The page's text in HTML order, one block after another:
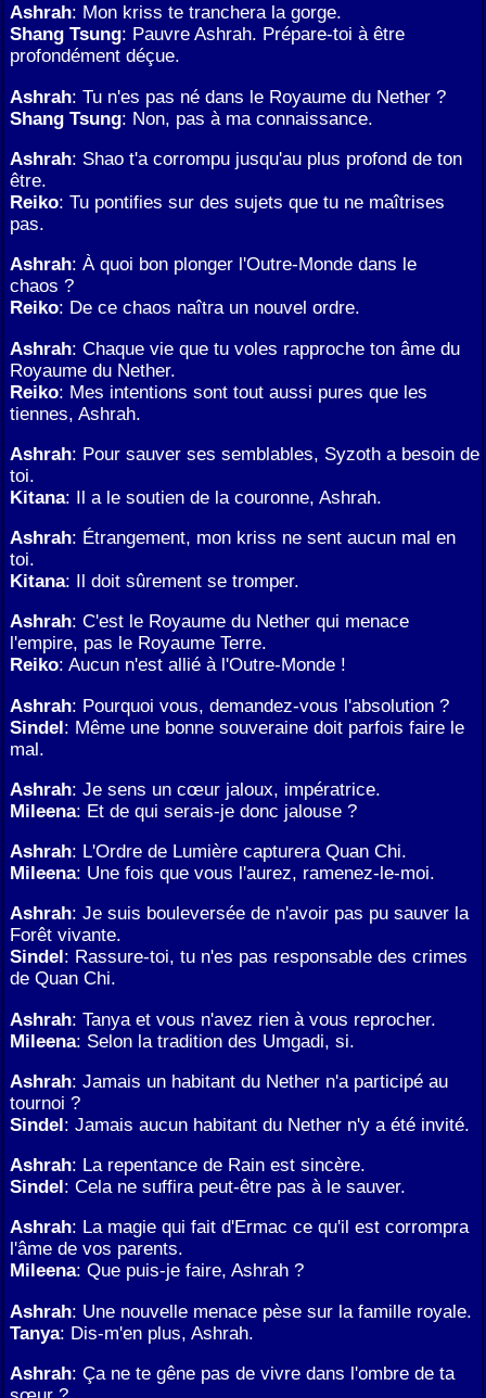
Ashrah: Mon kriss te tranchera la gorge.
Shang Tsung: Pauvre Ashrah. Prépare-toi à être
profondément déçue.
Ashrah: Tu n'es pas né dans le Royaume du Nether ?
Shang Tsung: Non, pas à ma connaissance.
Ashrah: Shao t'a corrompu jusqu'au plus profond de ton
être.
Reiko: Tu pontifies sur des sujets que tu ne maîtrises
pas.
Ashrah: À quoi bon plonger l'Outre-Monde dans le
chaos ?
Reiko: De ce chaos naîtra un nouvel ordre.
Ashrah: Chaque vie que tu voles rapproche ton âme du
Royaume du Nether.
Reiko: Mes intentions sont tout aussi pures que les
tiennes, Ashrah.
Ashrah: Pour sauver ses semblables, Syzoth a besoin de
toi.
Kitana: Il a le soutien de la couronne, Ashrah.
Ashrah: Étrangement, mon kriss ne sent aucun mal en
toi.
Kitana: Il doit sûrement se tromper.
Ashrah: C'est le Royaume du Nether qui menace
l'empire, pas le Royaume Terre.
Reiko: Aucun n'est allié à l'Outre-Monde !
Ashrah: Pourquoi vous, demandez-vous l'absolution ?
Sindel: Même une bonne souveraine doit parfois faire le
mal.
Ashrah: Je sens un cœur jaloux, impératrice.
Mileena: Et de qui serais-je donc jalouse ?
Ashrah: L'Ordre de Lumière capturera Quan Chi.
Mileena: Une fois que vous l'aurez, ramenez-le-moi.
Ashrah: Je suis bouleversée de n'avoir pas pu sauver la
Forêt vivante.
Sindel: Rassure-toi, tu n'es pas responsable des crimes
de Quan Chi.
Ashrah: Tanya et vous n'avez rien à vous reprocher.
Mileena: Selon la tradition des Umgadi, si.
Ashrah: Jamais un habitant du Nether n'a participé au
tournoi ?
Sindel: Jamais aucun habitant du Nether n'y a été invité.
Ashrah: La repentance de Rain est sincère.
Sindel: Cela ne suffira peut-être pas à le sauver.
Ashrah: La magie qui fait d'Ermac ce qu'il est corrompra
l'âme de vos parents.
Mileena: Que puis-je faire, Ashrah ?
Ashrah: Une nouvelle menace pèse sur la famille royale.
Tanya: Dis-m'en plus, Ashrah.
Ashrah: Ça ne te gêne pas de vivre dans l'ombre de ta